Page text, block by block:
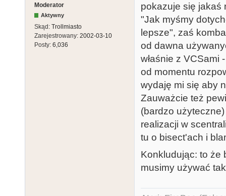
Moderator
Aktywny
Skąd: Trollmiasto
Zarejestrowany: 2002-03-10
Posty: 6,036
pokazuje się jakaś
"Jak myśmy
lepsze", zaś
od dawna
właśnie z VCSami
od momentu
wydaję mi się aby
Zauważcie też
(bardzo
realizacji w
tu o bisect'ach i
Konkludując: to że
musimy używać